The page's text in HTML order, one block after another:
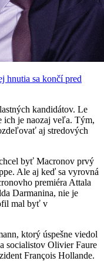
hnutia sa končí pred
kandidátov. Le
ich je naozaj veľa. Tým,
aj stredových
byť Macronov prvý
Ale aj keď sa vyrovná
premiéra Attala
Darmanina, nie je
mal byť v
ktorý úspešne viedol
socialistov Olivier Faure
François Hollande.